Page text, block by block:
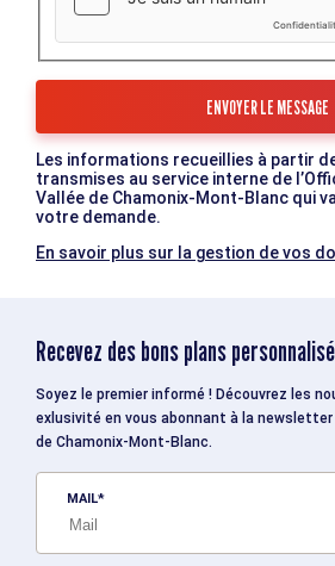
Les informations recueillies à partir
transmises au service interne de
Vallée de Chamonix-Mont-Blanc qui
votre demande.
En savoir plus sur la gestion de vos
Recevez des bons plans
Soyez le premier informé ! Découvrez les
exlusivité en vous abonnant à la
de Chamonix-Mont-Blanc.
MAIL